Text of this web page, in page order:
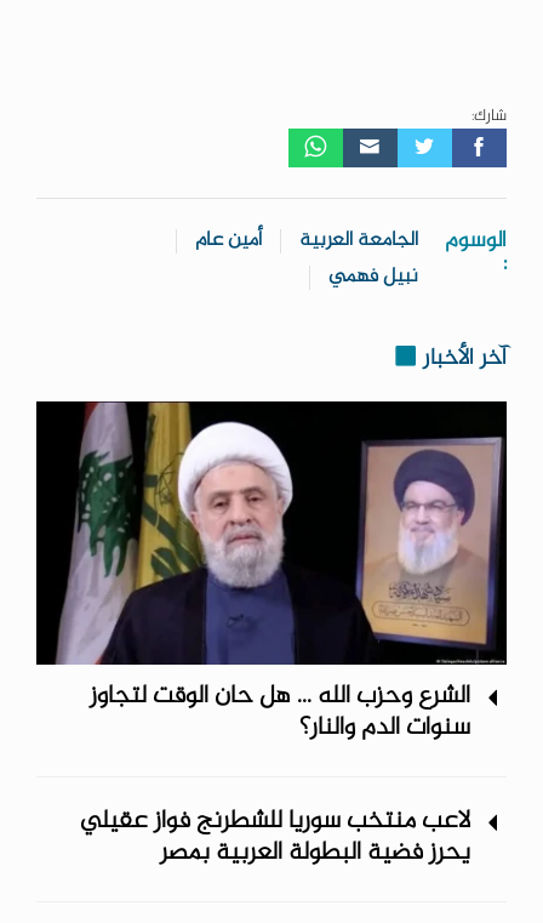
شارك:
الوسوم
:
الجامعة العربية
أمين عام
نبيل فهمي
آخر الأخبار
الشرع وحزب الله ... هل حان الوقت لتجاوز
سنوات الدم والنار؟
لاعب منتخب سوريا للشطرنج فواز عقيلي
يحرز فضية البطولة العربية بمصر